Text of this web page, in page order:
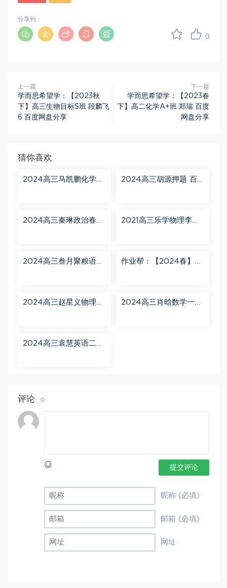
0
分享到：
上一篇
学而思希望学：【2023秋
下】高三生物目标S班 段麟飞
6 百度网盘分享
下一篇
学而思希望学：【2023春
下】高二化学A+班 郑瑞 百度
网盘分享
猜你喜欢
2024高三马凯鹏化学一
2024高三胡源押题 百
2024高三秦琳政治春季
2021高三乐学物理李玮
2024高三叁月聚粮语文
作业帮：【2024春】高
2024高三赵星义物理二
2024高三肖晗数学一轮
2024高三袁慧英语二轮
评论 0
提交评论
昵称 (必填)
邮箱 (必填)
网址